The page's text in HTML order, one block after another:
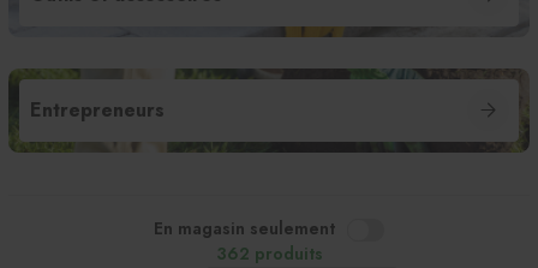
Entrepreneurs
En magasin seulement
362 produits